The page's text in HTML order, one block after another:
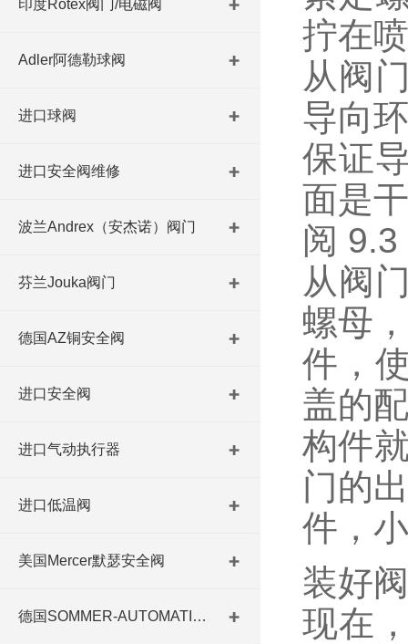
印度Rotex阀门/电磁阀
Adler阿德勒球阀
进口球阀
进口安全阀维修
波兰Andrex（安杰诺）阀门
芬兰Jouka阀门
德国AZ铜安全阀
进口安全阀
进口气动执行器
进口低温阀
美国Mercer默瑟安全阀
德国SOMMER-AUTOMATIC 平行抓手 德国夹盘 德国进口夹盘
拧在
从阀
导向
保证
面是
阅
从阀
螺母
件，
盖的
构件
门的
件，
装好
现在